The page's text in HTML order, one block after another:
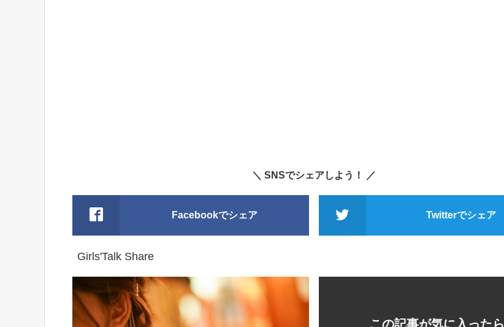
＼ SNSでシェアしよう！ ／
Facebookでシェア Twitterでシェア
Girls'Talk Share
この記事が気に入ったら